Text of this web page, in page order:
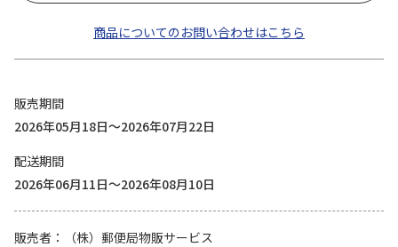
商品についてのお問い合わせはこちら
販売期間
2026年05月18日～2026年07月22日
配送期間
2026年06月11日～2026年08月10日
販売者
（株）郵便局物販サービス